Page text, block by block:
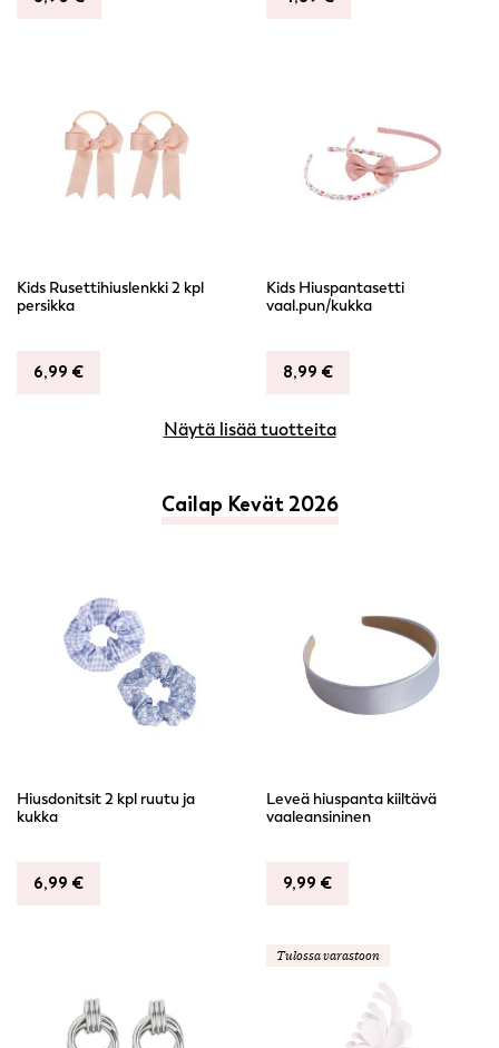
Kids Rusettihiuslenkki 2 kpl
persikka
6,99 €
Kids Hiuspantasetti
vaal.pun/kukka
8,99 €
Näytä lisää tuotteita
Cailap Kevät 2026
Hiusdonitsit 2 kpl ruutu ja
kukka
6,99 €
Leveä hiuspanta kiiltävä
vaaleansininen
9,99 €
Tulossa varastoon